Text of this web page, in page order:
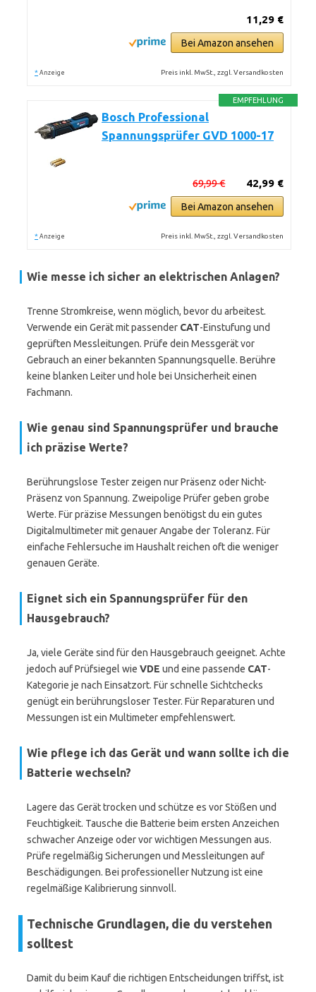
11,29 €
Bei Amazon ansehen
* Anzeige Preis inkl. MwSt., zzgl. Versandkosten
EMPFEHLUNG
Bosch Professional
Spannungsprüfer GVD 1000-17
42,99 €
69,99 €
Bei Amazon ansehen
* Anzeige Preis inkl. MwSt., zzgl. Versandkosten
Wie messe ich sicher an elektrischen Anlagen?
Trenne Stromkreise, wenn möglich, bevor du arbeitest.
Verwende ein Gerät mit passender CAT-Einstufung und
geprüften Messleitungen. Prüfe dein Messgerät vor
Gebrauch an einer bekannten Spannungsquelle. Berühre
keine blanken Leiter und hole bei Unsicherheit einen
Fachmann.
Wie genau sind Spannungsprüfer und brauche
ich präzise Werte?
Berührungslose Tester zeigen nur Präsenz oder Nicht-
Präsenz von Spannung. Zweipolige Prüfer geben grobe
Werte. Für präzise Messungen benötigst du ein gutes
Digitalmultimeter mit genauer Angabe der Toleranz. Für
einfache Fehlersuche im Haushalt reichen oft die weniger
genauen Geräte.
Eignet sich ein Spannungsprüfer für den
Hausgebrauch?
Ja, viele Geräte sind für den Hausgebrauch geeignet. Achte
jedoch auf Prüfsiegel wie VDE und eine passende CAT-
Kategorie je nach Einsatzort. Für schnelle Sichtchecks
genügt ein berührungsloser Tester. Für Reparaturen und
Messungen ist ein Multimeter empfehlenswert.
Wie pflege ich das Gerät und wann sollte ich die
Batterie wechseln?
Lagere das Gerät trocken und schütze es vor Stößen und
Feuchtigkeit. Tausche die Batterie beim ersten Anzeichen
schwacher Anzeige oder vor wichtigen Messungen aus.
Prüfe regelmäßig Sicherungen und Messleitungen auf
Beschädigungen. Bei professioneller Nutzung ist eine
regelmäßige Kalibrierung sinnvoll.
Technische Grundlagen, die du verstehen
solltest
Damit du beim Kauf die richtigen Entscheidungen triffst, ist